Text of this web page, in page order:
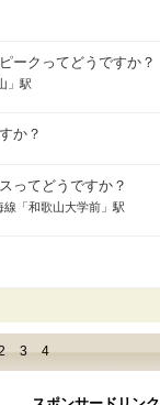
ークってどうですか？
」駅
か？
ってどうですか？
「和歌山大学前」駅
3 4